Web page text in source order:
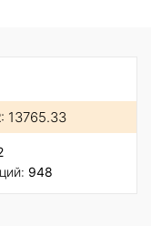
13765.33
948